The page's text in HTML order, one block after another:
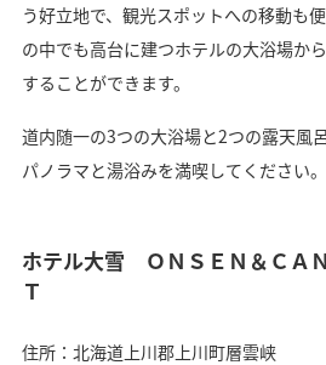
う好立地で、観光スポットへの移動も
の中でも高台に建つホテルの大浴場か
することができます。
道内随一の3つの大浴場と2つの露天風
パノラマと湯浴みを満喫してください。
ホテル大雪 ＯＮＳＥＮ＆ＣＡ
Ｔ
住所：北海道上川郡上川町層雲峡